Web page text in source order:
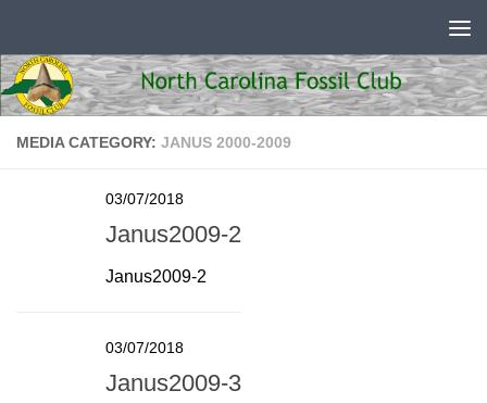
MEDIA CATEGORY: JANUS 2000-2009
03/07/2018
Janus2009-2
Janus2009-2
03/07/2018
Janus2009-3